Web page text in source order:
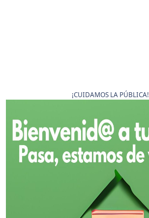
¡CUIDAMOS LA PÚBLICA!